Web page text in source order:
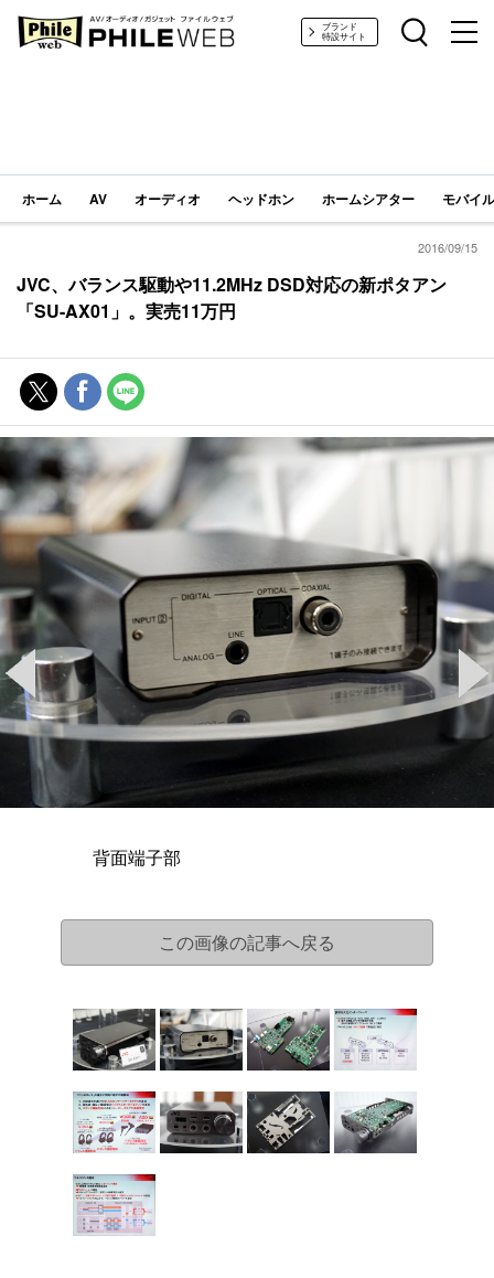
PHILE WEB｜AV/オーディオ/ガジェットブランド
特設サイト
ホーム AV オーディオ ヘッドホン ホームシアター モバイ
2016/09/15
JVC、バランス駆動や11.2MHz DSD対応の新ポタアン
「SU-AX01」。実売11万円
背面端子部
この画像の記事へ戻る